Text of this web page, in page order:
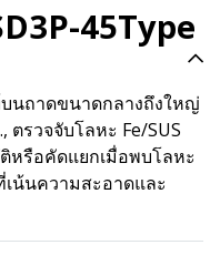
45Type
นถาดขนาดกลางถึงใหญ่
รวจจับโลหะ Fe/SUS
หรือคัดแยกเมื่อพบโลหะ
น้นความสะอาดและ